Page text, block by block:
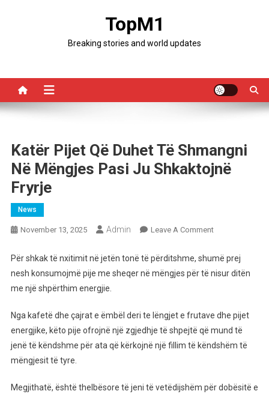
TopM1
Breaking stories and world updates
Katër Pijet Që Duhet Të Shmangni
Në Mëngjes Pasi Ju Shkaktojnë
Fryrje
News
November 13, 2025 Admin Leave A CommentOn
Pijet
Që
Shmangni
Mëngjes
Për shkak të nxitimit në jetën tonë të përditshme, shumë prej
nesh konsumojmë pije me sheqer në mëngjes për të nisur ditën
me një shpërthim energjie.
Nga kafetë dhe çajrat e ëmbël deri te lëngjet e frutave dhe pijet
energjike, këto pije ofrojnë një zgjedhje të shpejtë që mund të
jenë të këndshme për ata që kërkojnë një fillim të këndshëm të
mëngjesit të tyre.
Megjithatë, është thelbësore të jeni të vetëdijshëm për dobësitë e